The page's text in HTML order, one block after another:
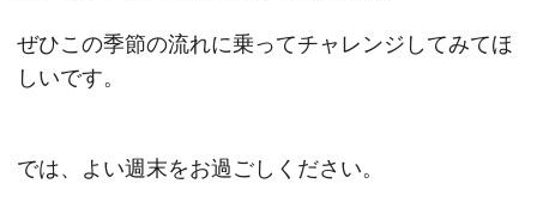
ぜひこの季節の流れに乗ってチャレンジしてみてほ
しいです。
では、よい週末をお過ごしください。